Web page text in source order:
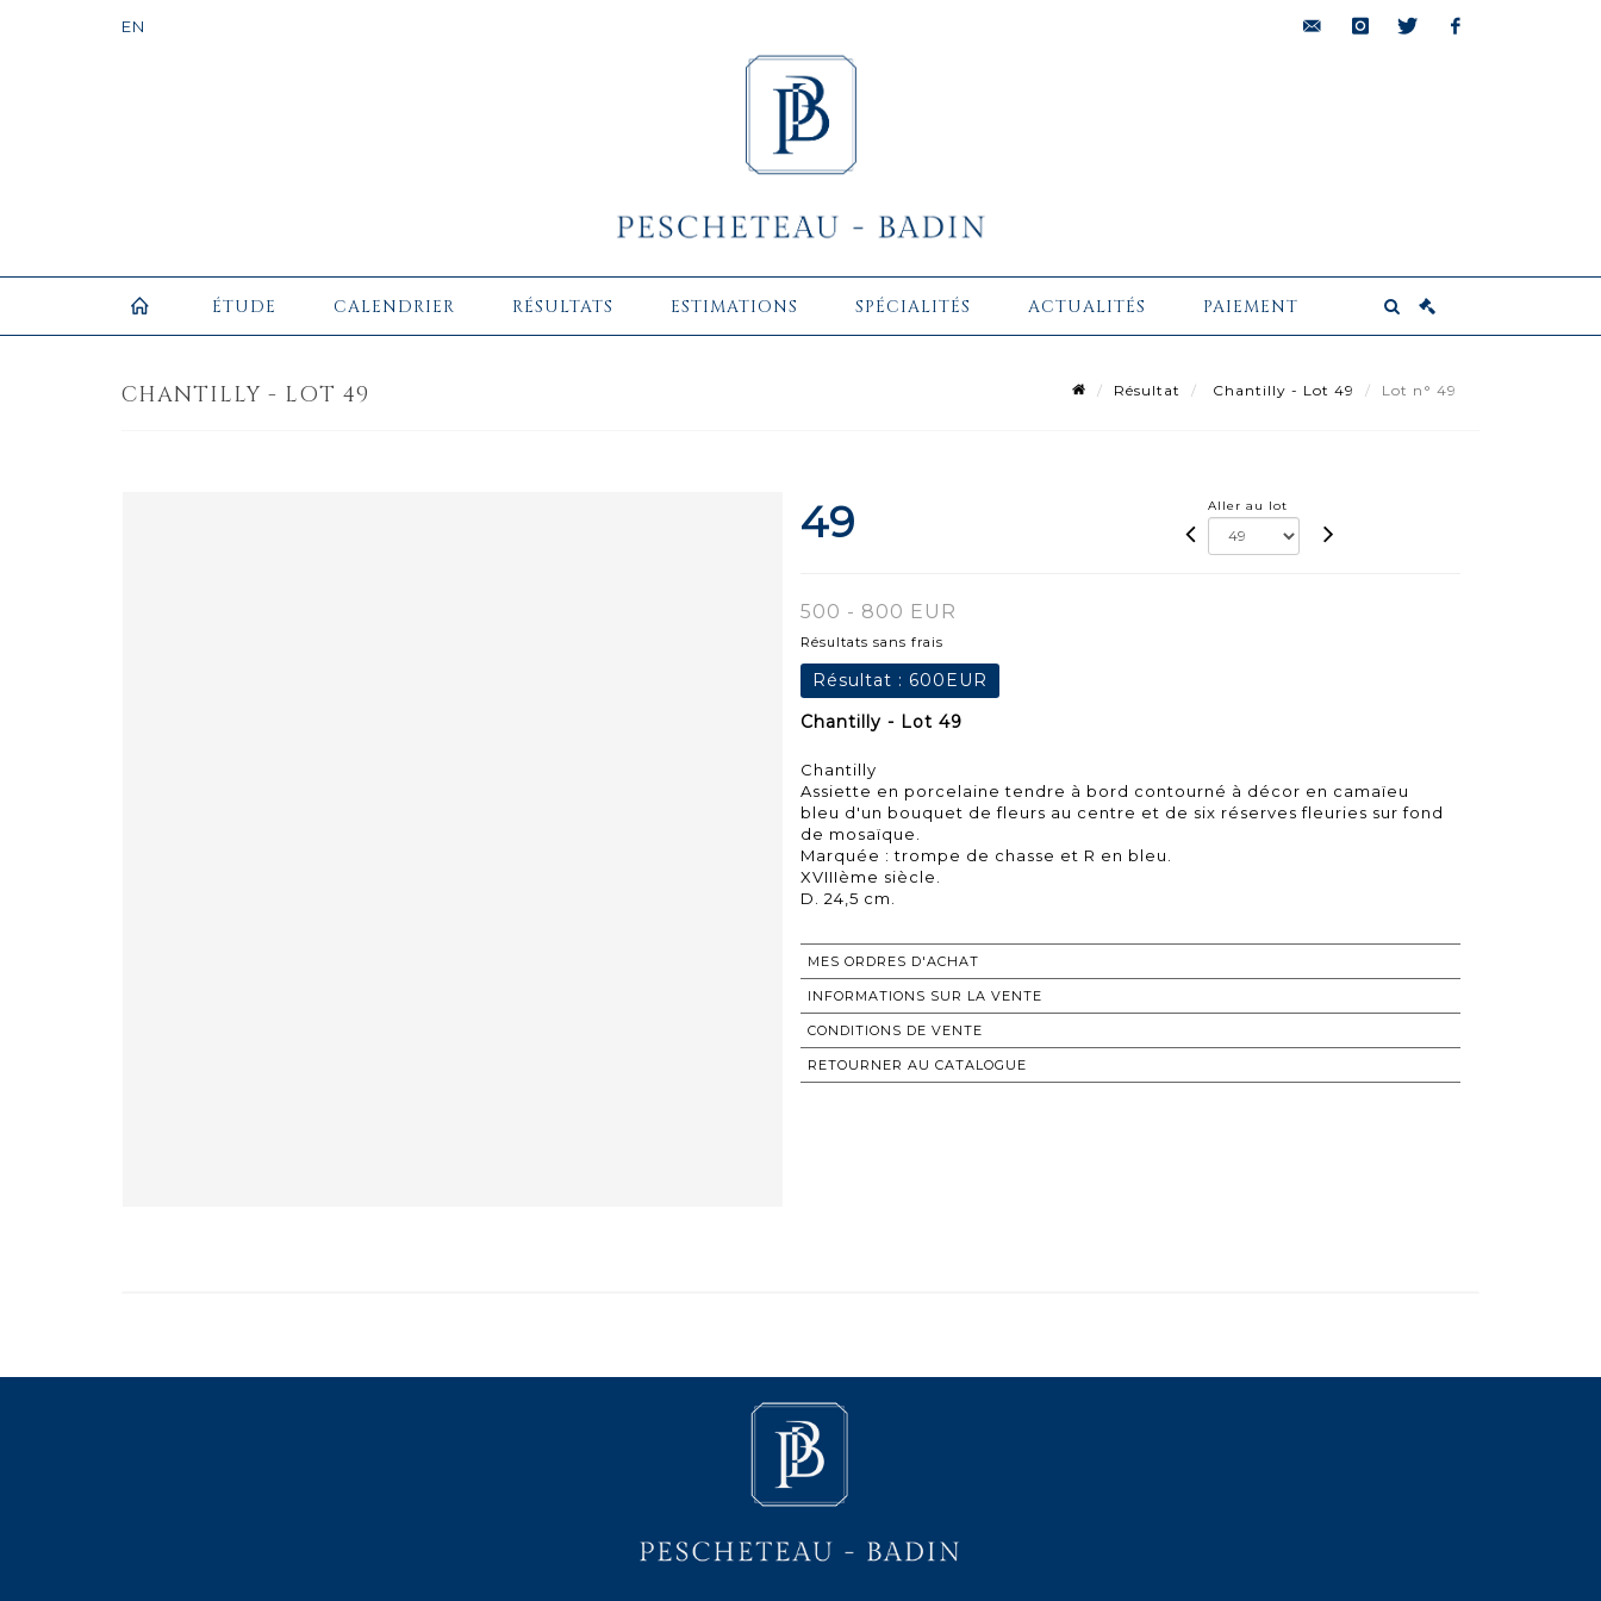
ÉTUDE CALENDRIER RÉSULTATS ESTIMATIONS SPÉCIALITÉS ACTUALITÉS PAIEMENT
CHANTILLY - LOT 49 Résultat Chantilly - Lot 49 Lot n° 49
49 Aller au lot
500 - 800 EUR
Résultats sans frais
Résultat : 600EUR
Chantilly - Lot 49
Chantilly
Assiette en porcelaine tendre à bord contourné à décor en camaïeu
bleu d'un bouquet de fleurs au centre et de six réserves fleuries sur fond
de mosaïque.
Marquée : trompe de chasse et R en bleu.
XVIIIème siècle.
MES ORDRES D'ACHAT
INFORMATIONS SUR LA VENTE
CONDITIONS DE VENTE
RETOURNER AU CATALOGUE